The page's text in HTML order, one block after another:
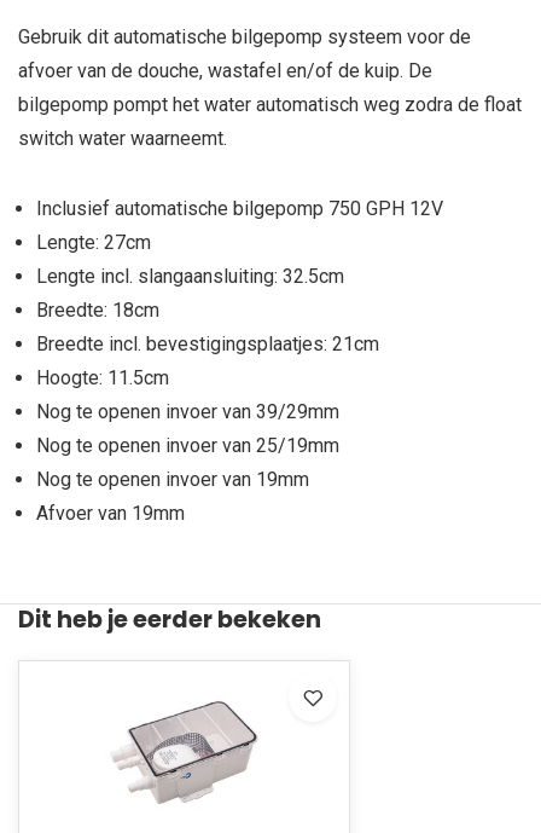
Gebruik dit automatische bilgepomp systeem voor de
afvoer van de douche, wastafel en/of de kuip. De
bilgepomp pompt het water automatisch weg zodra de float
switch water waarneemt.
Inclusief automatische bilgepomp 750 GPH 12V
Lengte: 27cm
Lengte incl. slangaansluiting: 32.5cm
Breedte: 18cm
Breedte incl. bevestigingsplaatjes: 21cm
Hoogte: 11.5cm
Nog te openen invoer van 39/29mm
Nog te openen invoer van 25/19mm
Nog te openen invoer van 19mm
Afvoer van 19mm
Dit heb je eerder bekeken